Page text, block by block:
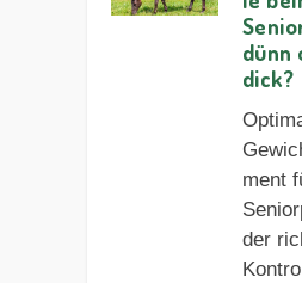
dünn
dick?
ment
der